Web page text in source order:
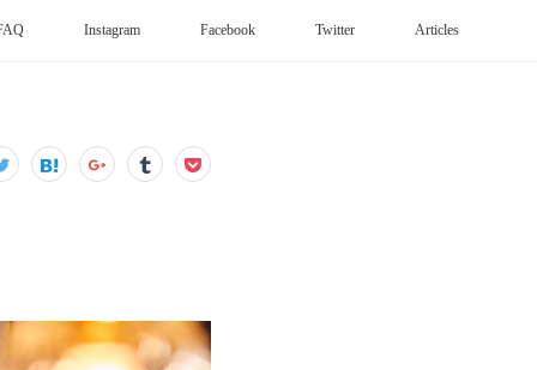
Instagram Facebook Twitter Articles